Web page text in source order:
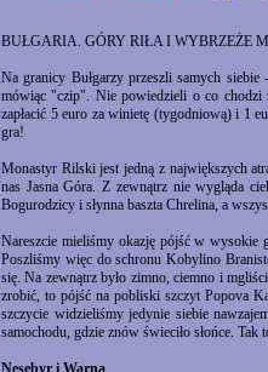
BUŁGARIA. GÓRY RIŁA I WYBRZEŻE
Na granicy Bułgarzy przeszli samych
mówiąc "czip". Nie powiedzieli o co chodzi
zapłacić 5 euro za winietę (tygodniową) i 1
gra!
Monastyr Rilski jest jedną z największych
nas Jasna Góra. Z zewnątrz nie wygląda
Bogurodzicy i słynna baszta Chrelina, a
Nareszcie mieliśmy okazję pójść w wysokie
Poszliśmy więc do schronu Kobylino
się. Na zewnątrz było zimno, ciemno i
zrobić, to pójść na pobliski szczyt Popova
szczycie widzieliśmy jedynie siebie
samochodu, gdzie znów świeciło słońce. Tak
Nesebyr i Warna